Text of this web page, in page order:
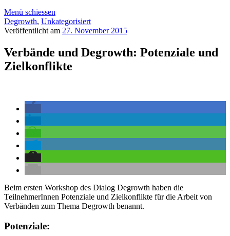
Menü schiessen
Degrowth, Unkategorisiert
Veröffentlicht am 27. November 2015
Verbände und Degrowth: Potenziale und
Zielkonflikte
Beim ersten Workshop des Dialog Degrowth haben die
TeilnehmerInnen Potenziale und Zielkonflikte für die Arbeit von
Verbänden zum Thema Degrowth benannt.
Potenziale: